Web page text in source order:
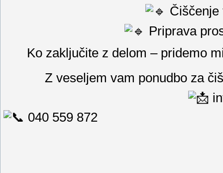
Čiščenje
Priprava
Ko zaključite z delom – pridemo
Z veseljem vam ponudbo za
040 559 872